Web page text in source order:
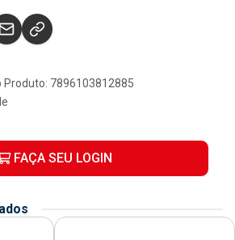
Produto: 7896103812885
FAÇA SEU LOGIN